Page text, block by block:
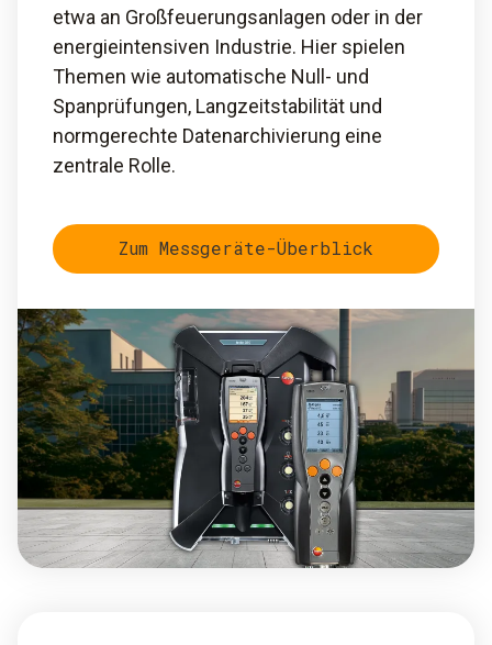
etwa an Großfeuerungsanlagen oder in der
energieintensiven Industrie. Hier spielen
Themen wie automatische Null- und
Spanprüfungen, Langzeitstabilität und
normgerechte Datenarchivierung eine
zentrale Rolle.
Zum Messgeräte-Überblick